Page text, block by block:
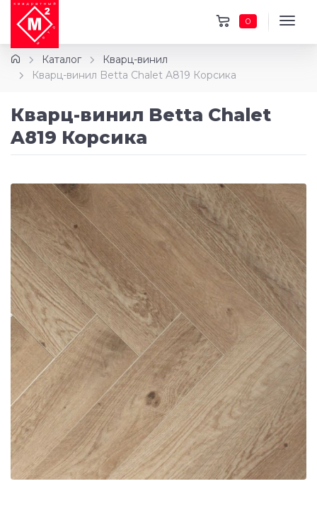
0
Каталог
Кварц-винил
Кварц-винил Betta Chalet A819 Корсика
Кварц-винил Betta Chalet
A819 Корсика